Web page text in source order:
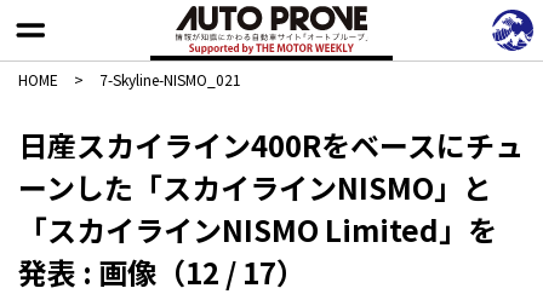
HOME > 7-Skyline-NISMO_021
日産スカイライン400Rをベースにチュ
ーンした「スカイラインNISMO」と
「スカイラインNISMO Limited」を
発表 : 画像（12 / 17）